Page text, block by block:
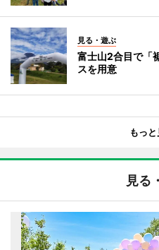
見る・遊ぶ
富士山2合目で「
スを用意
もっ
見る